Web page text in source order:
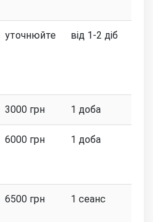
уточнюйте від 1-2 діб
3000 грн 1 доба
6000 грн 1 доба
6500 грн 1 сеанс